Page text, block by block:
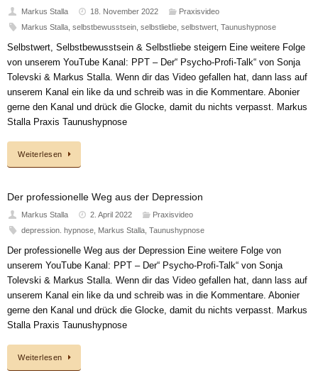
Markus Stalla 18. November 2022
Praxisvideo
Markus Stalla, selbstbewusstsein, selbstliebe, selbstwert, Taunushypnose
Selbstwert, Selbstbewusstsein & Selbstliebe steigern Eine weitere Folge
von unserem YouTube Kanal: PPT – Der“ Psycho-Profi-Talk“ von Sonja
Tolevski & Markus Stalla. Wenn dir das Video gefallen hat, dann lass auf
unserem Kanal ein like da und schreib was in die Kommentare. Abonier
gerne den Kanal und drück die Glocke, damit du nichts verpasst. Markus
Stalla Praxis Taunushypnose
Weiterlesen
Der professionelle Weg aus der Depression
Markus Stalla 2. April 2022
Praxisvideo
depression. hypnose, Markus Stalla, Taunushypnose
Der professionelle Weg aus der Depression Eine weitere Folge von
unserem YouTube Kanal: PPT – Der“ Psycho-Profi-Talk“ von Sonja
Tolevski & Markus Stalla. Wenn dir das Video gefallen hat, dann lass auf
unserem Kanal ein like da und schreib was in die Kommentare. Abonier
gerne den Kanal und drück die Glocke, damit du nichts verpasst. Markus
Stalla Praxis Taunushypnose
Weiterlesen